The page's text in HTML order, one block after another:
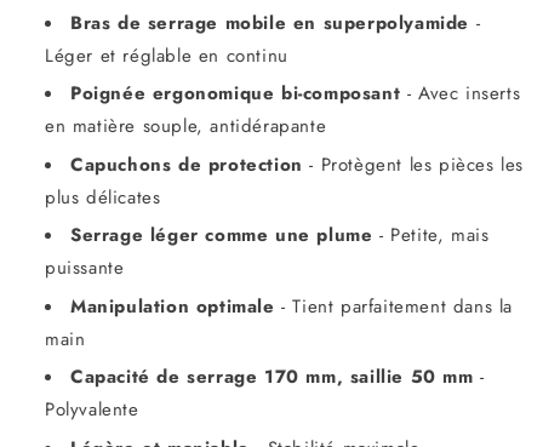
Bras de serrage mobile en superpolyamide -
Léger et réglable en continu
Poignée ergonomique bi-composant - Avec inserts
en matière souple, antidérapante
Capuchons de protection - Protègent les pièces les
plus délicates
Serrage léger comme une plume - Petite, mais
puissante
Manipulation optimale - Tient parfaitement dans la
main
Capacité de serrage 170 mm, saillie 50 mm -
Polyvalente